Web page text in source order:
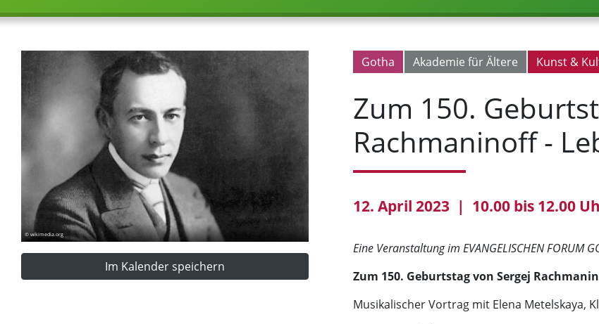
Gotha Akademie für Ältere Kunst &
Zum 150.
Rachmaninoff -
12. April 2023 | 10.00 bis 12.00
Eine Veranstaltung im EVANGELISCHEN FORUM
Zum 150. Geburtstag von Sergej
Musikalischer Vortrag mit Elena Metelskaya,
© wikimedia.org
Im Kalender speichern